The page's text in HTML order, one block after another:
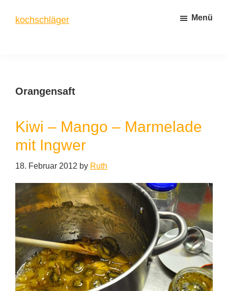
Inhalt
Seitenspalte
kochschläger Menü
Orangensaft
Kiwi – Mango – Marmelade
mit Ingwer
18. Februar 2012 by Ruth